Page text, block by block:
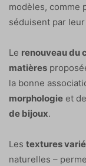
modèles, comme
séduisent par
Le renouveau du
matières
la bonne
morphologie et
de bijoux.
Les textures
naturelles –